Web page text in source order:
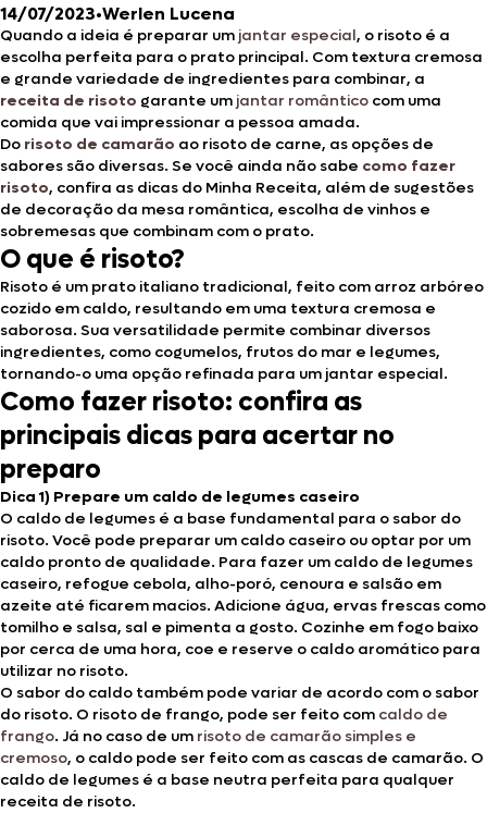
14/07/2023•Werlen Lucena
Quando a ideia é preparar um jantar especial, o risoto é a
escolha perfeita para o prato principal. Com textura cremosa
e grande variedade de ingredientes para combinar, a
receita de risoto garante um jantar romântico com uma
comida que vai impressionar a pessoa amada.
Do risoto de camarão ao risoto de carne, as opções de
sabores são diversas. Se você ainda não sabe como fazer
risoto, confira as dicas do Minha Receita, além de sugestões
de decoração da mesa romântica, escolha de vinhos e
sobremesas que combinam com o prato.
O que é risoto?
Risoto é um prato italiano tradicional, feito com arroz arbóreo
cozido em caldo, resultando em uma textura cremosa e
saborosa. Sua versatilidade permite combinar diversos
ingredientes, como cogumelos, frutos do mar e legumes,
tornando-o uma opção refinada para um jantar especial.
Como fazer risoto: confira as
principais dicas para acertar no
preparo
Dica 1) Prepare um caldo de legumes caseiro
O caldo de legumes é a base fundamental para o sabor do
risoto. Você pode preparar um caldo caseiro ou optar por um
caldo pronto de qualidade. Para fazer um caldo de legumes
caseiro, refogue cebola, alho-poró, cenoura e salsão em
azeite até ficarem macios. Adicione água, ervas frescas como
tomilho e salsa, sal e pimenta a gosto. Cozinhe em fogo baixo
por cerca de uma hora, coe e reserve o caldo aromático para
utilizar no risoto.
O sabor do caldo também pode variar de acordo com o sabor
do risoto. O risoto de frango, pode ser feito com caldo de
frango. Já no caso de um risoto de camarão simples e
cremoso, o caldo pode ser feito com as cascas de camarão. O
caldo de legumes é a base neutra perfeita para qualquer
receita de risoto.